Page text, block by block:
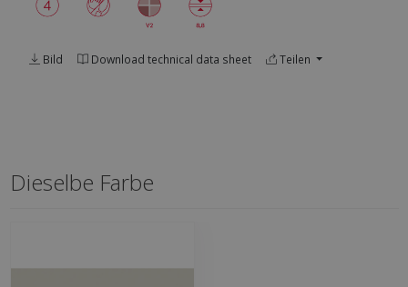
Bild Download technical data sheet Teilen
Dieselbe Farbe